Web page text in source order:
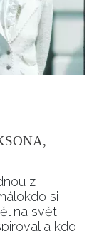
z
si
na svět
a kdo